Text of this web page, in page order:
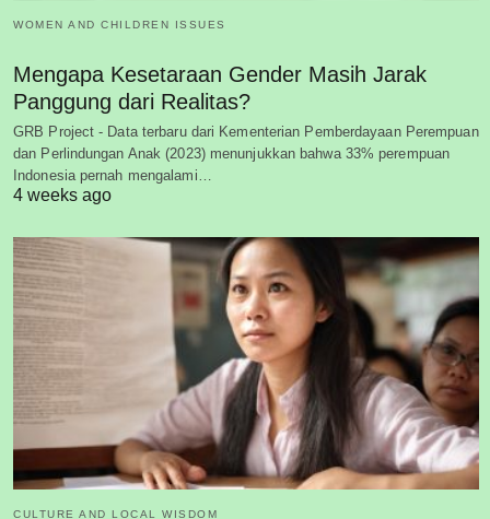
WOMEN AND CHILDREN ISSUES
Mengapa Kesetaraan Gender Masih Jarak
Panggung dari Realitas?
GRB Project - Data terbaru dari Kementerian Pemberdayaan Perempuan
dan Perlindungan Anak (2023) menunjukkan bahwa 33% perempuan
Indonesia pernah mengalami…
4 weeks ago
CULTURE AND LOCAL WISDOM